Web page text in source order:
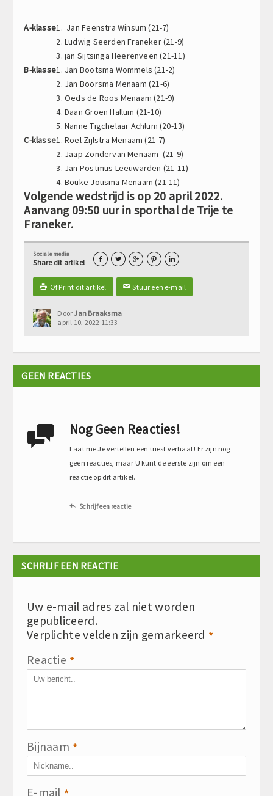
A-klasse1. Jan Feenstra Winsum (21-7)
2. Ludwig Seerden Franeker (21-9)
3. jan Sijtsinga Heerenveen (21-11)
B-klasse1. Jan Bootsma Wommels (21-2)
2. Jan Boorsma Menaam (21-6)
3. Oeds de Roos Menaam (21-9)
4. Daan Groen Hallum (21-10)
5. Nanne Tigchelaar Achlum (20-13)
C-klasse1. Roel Zijlstra Menaam (21-7)
2. Jaap Zondervan Menaam (21-9)
3. Jan Postmus Leeuwarden (21-11)
4. Bouke Jousma Menaam (21-11)
Volgende wedstrijd is op 20 april 2022.
Aanvang 09:50 uur in sporthal de Trije te
Franeker.
Sociale media
Share dit artikel     
 Of Print dit artikel ✉Stuur een e-mail
DoorJan Braaksma
april 10, 2022 11:33
GEEN REACTIES
 Nog Geen Reacties!
Laat me Je vertellen een triest verhaal ! Er zijn nog
geen reacties, maar U kunt de eerste zijn om een
reactie op dit artikel.
 Schrijf een reactie
SCHRIJF EEN REACTIE
Uw e-mail adres zal niet worden
gepubliceerd.
Verplichte velden zijn gemarkeerd *
Reactie *
Bijnaam *
E-mail